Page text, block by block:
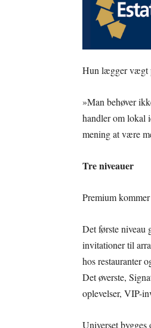
Hun lægger vægt
»Man behøver
handler om lokal
mening at være
Tre niveauer
Premium
Det første niveau
invitationer til
hos restauranter
Det øverste,
oplevelser, VIP-
Universet